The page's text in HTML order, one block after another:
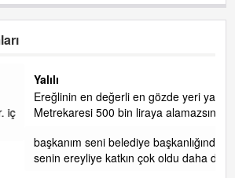
en gözde yeri yalı caddesi ve çevresidir.
liraya alamazsın.
başkanlığında da görmek isteriz
çok oldu daha da olacaktır